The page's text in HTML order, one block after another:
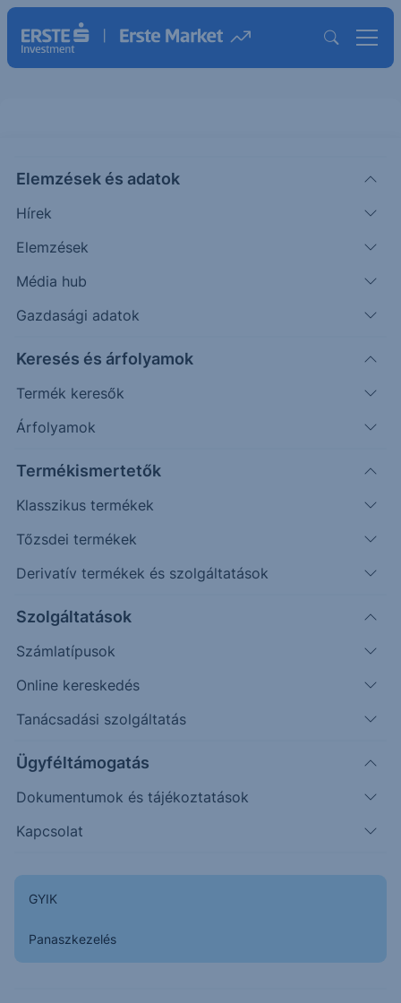
Elemzések és adatok
Hírek
Elemzések
Média hub
Gazdasági adatok
Keresés és árfolyamok
Termék keresők
Árfolyamok
Termékismertetők
Klasszikus termékek
Tőzsdei termékek
Derivatív termékek és szolgáltatások
Szolgáltatások
Számlatípusok
Online kereskedés
Tanácsadási szolgáltatás
Ügyféltámogatás
Dokumentumok és tájékoztatások
Kapcsolat
GYIK
Panaszkezelés
KHTELERUG1(BÉT)
KHTELERUG1 CEF
11 300
Időpont: 21.08.19. 11:16
Előző záró:
11 300
Árfolyamértesítő rögzítése
További információk kérése
Napon belüli Historikus